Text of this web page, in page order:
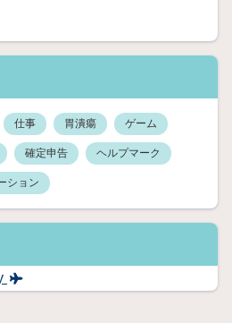
仕事 胃潰瘍 ゲーム
確定申告 ヘルプマーク
ション